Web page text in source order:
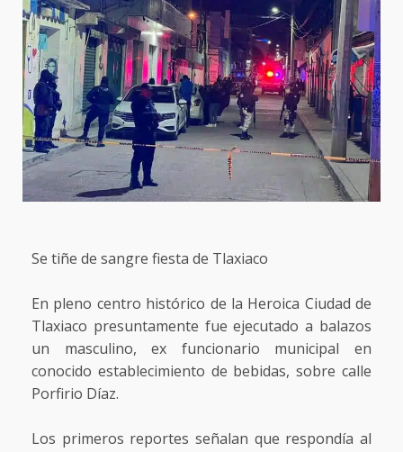
Se tiñe de sangre fiesta de Tlaxiaco
En pleno centro histórico de la Heroica Ciudad de
Tlaxiaco presuntamente fue ejecutado a balazos
un masculino, ex funcionario municipal en
conocido establecimiento de bebidas, sobre calle
Porfirio Díaz.
Los primeros reportes señalan que respondía al